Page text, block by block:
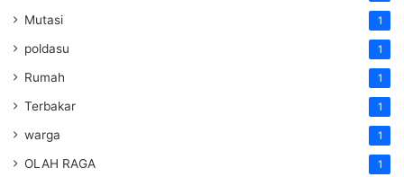
Mutasi 1
poldasu 1
Rumah 1
Terbakar 1
warga 1
OLAH RAGA 1